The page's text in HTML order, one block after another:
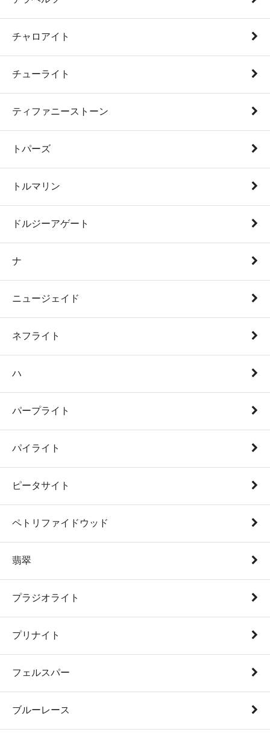
チャロアイト
チューライト
ティファニーストーン
トパーズ
トルマリン
ドルジーアゲート
ナ
ニュージェイド
ネフライト
ハ
パープライト
パイライト
ピータサイト
ペトリファイドウッド
翡翠
プラジオライト
プリナイト
フェルスパー
ブルーレース